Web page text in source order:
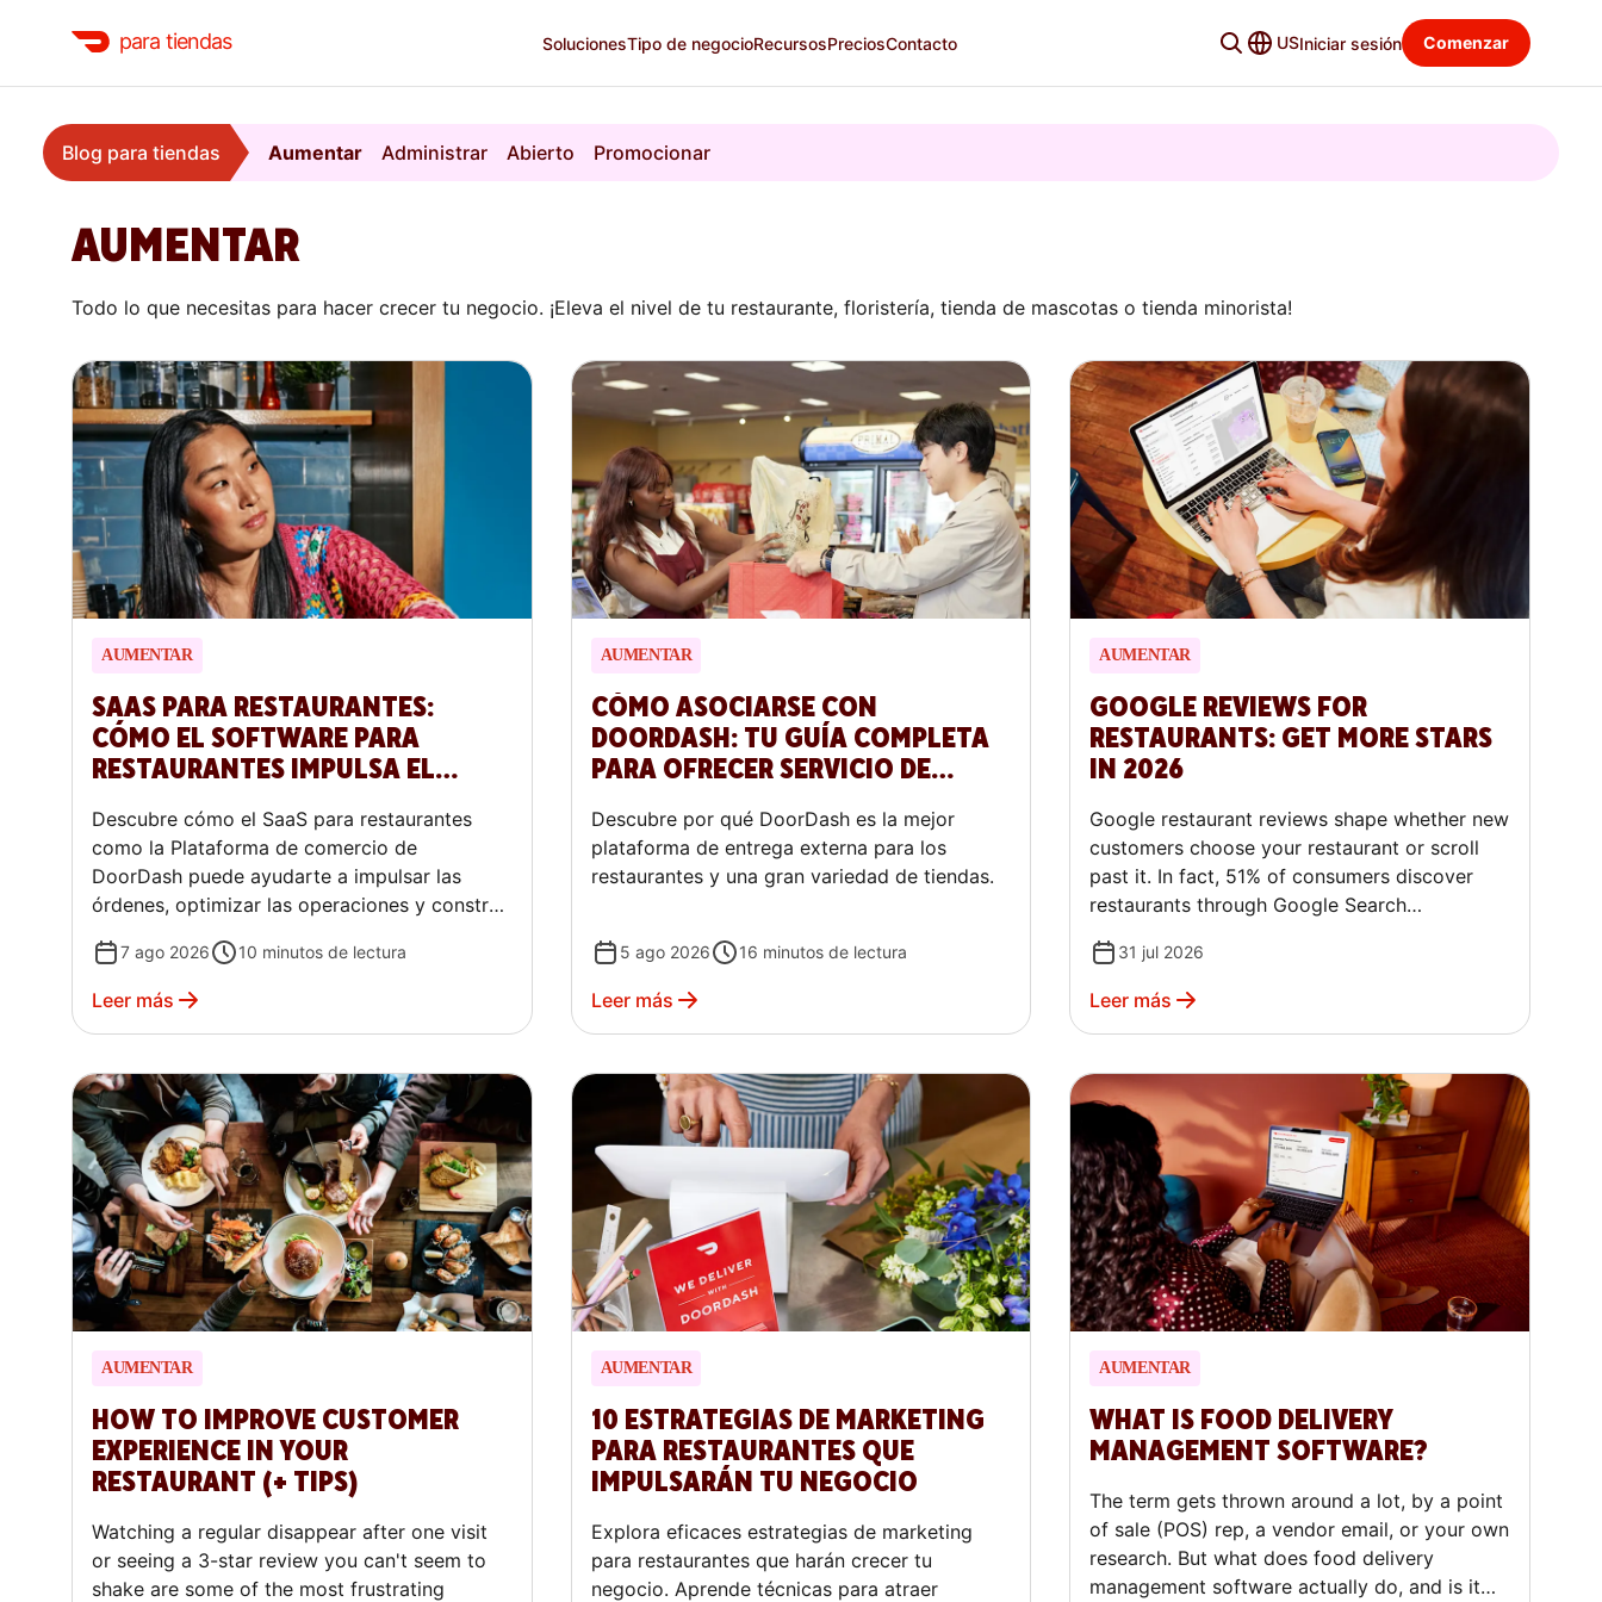
para tiendas SolucionesTipo de negocioRecursosPreciosContacto USIniciar sesión Comenzar
Blog para tiendas Aumentar Administrar Abierto Promocionar
AUMENTAR
Todo lo que necesitas para hacer crecer tu negocio. ¡Eleva el nivel de tu restaurante, floristería, tienda de mascotas o tienda minorista!
AUMENTAR
SAAS PARA RESTAURANTES:
CÓMO EL SOFTWARE PARA
RESTAURANTES IMPULSA EL
CRECIMIENTO
Descubre cómo el SaaS para restaurantes
como la Plataforma de comercio de
DoorDash puede ayudarte a impulsar las
órdenes, optimizar las operaciones y construir
7 ago 2026 10 minutos de lectura
Leer más
AUMENTAR
CÓMO ASOCIARSE CON
DOORDASH: TU GUÍA COMPLETA
PARA OFRECER SERVICIO DE
ENTREGA EXTERNO
Descubre por qué DoorDash es la mejor
plataforma de entrega externa para los
restaurantes y una gran variedad de tiendas.
5 ago 2026 16 minutos de lectura
Leer más
AUMENTAR
GOOGLE REVIEWS FOR
RESTAURANTS: GET MORE STARS
IN 2026
Google restaurant reviews shape whether new
customers choose your restaurant or scroll
past it. In fact, 51% of consumers discover
restaurants through Google Search
Report). This guide covers how Google uses
reviews to rank your restaurant, a 7-step
of losing it.
31 jul 2026
Leer más
AUMENTAR
HOW TO IMPROVE CUSTOMER
EXPERIENCE IN YOUR
RESTAURANT (+ TIPS)
Watching a regular disappear after one visit
or seeing a 3-star review you can't seem to
shake are some of the most frustrating
AUMENTAR
10 ESTRATEGIAS DE MARKETING
PARA RESTAURANTES QUE
IMPULSARÁN TU NEGOCIO
Explora eficaces estrategias de marketing
para restaurantes que harán crecer tu
negocio. Aprende técnicas para atraer
AUMENTAR
WHAT IS FOOD DELIVERY
MANAGEMENT SOFTWARE?
The term gets thrown around a lot, by a point
of sale (POS) rep, a vendor email, or your own
research. But what does food delivery
management software actually do, and is it